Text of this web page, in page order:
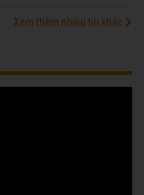
Xem thêm nhiều tin khác